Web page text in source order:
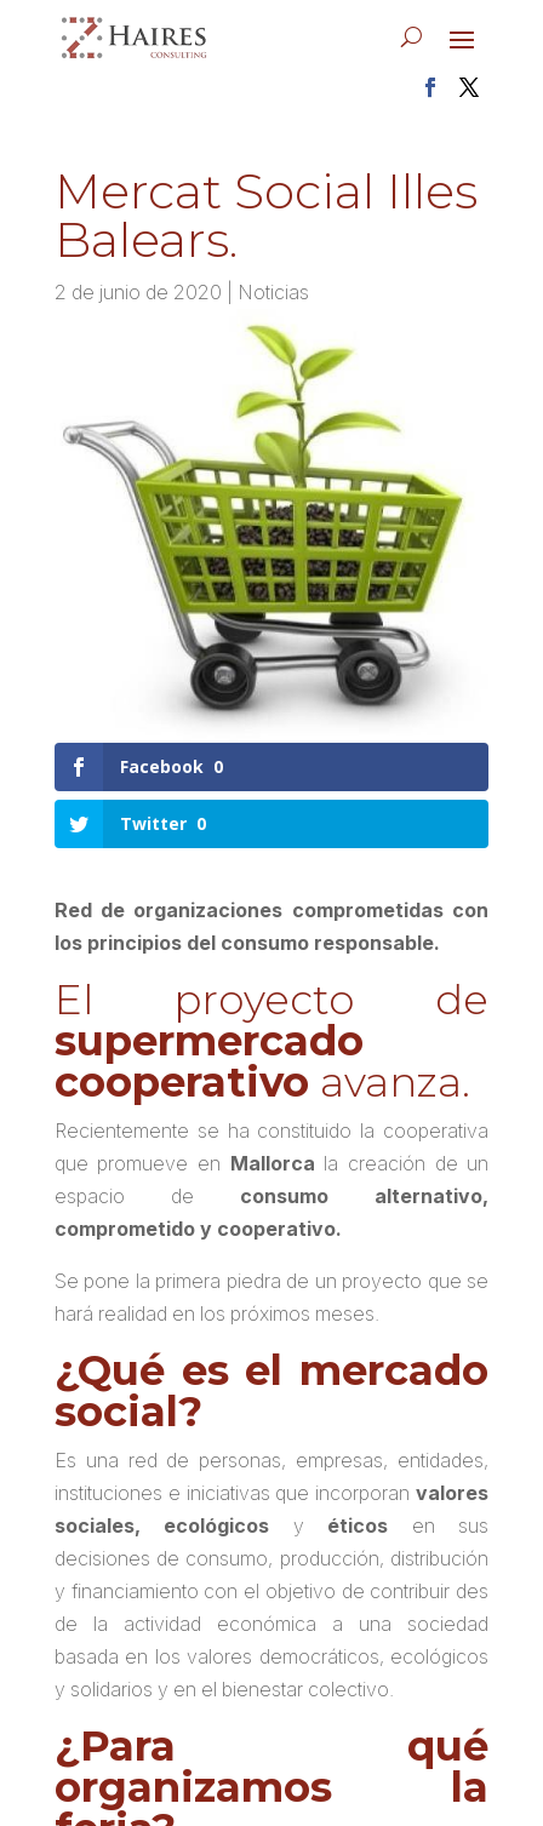
Mercat Social Illes
Balears.
2 de junio de 2020 Noticias
Facebook 0
Twitter 0
Red de organizaciones comprometidas con
los principios del consumo responsable.
El proyecto de
supermercado
cooperativo avanza.
Recientemente se ha constituido la cooperativa
que promueve en Mallorca la creación de un
espacio de consumo alternativo,
comprometido y cooperativo.
Se pone la primera piedra de un proyecto que se
hará realidad en los próximos meses.
¿Qué es el mercado
social?
Es una red de personas, empresas, entidades,
instituciones e iniciativas que incorporanvalores
sociales, ecológicos y éticos en sus
decisiones de consumo, producción, distribución
y financiamiento con el objetivo de contribuir des
de la actividad económica a una sociedad
basada en los valores democráticos, ecológicos
y solidarios y en el bienestar colectivo.
¿Para qué
organizamos la